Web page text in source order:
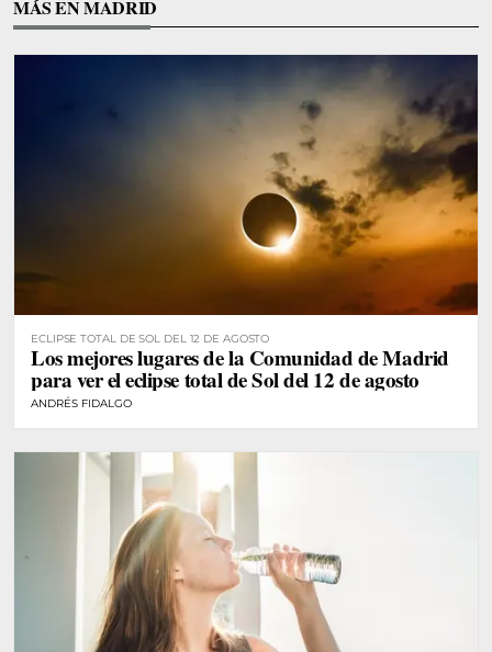
MÁS EN MADRID
ECLIPSE TOTAL DE SOL DEL 12 DE AGOSTO
Los mejores lugares de la Comunidad de Madrid
para ver el eclipse total de Sol del 12 de agosto
ANDRÉS FIDALGO